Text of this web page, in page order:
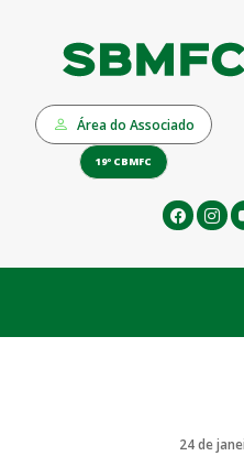
Área do Associado
19º CBMFC
24 de